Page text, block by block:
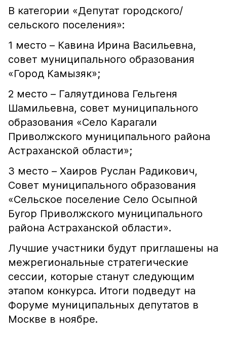
В категории «Депутат городского/
сельского поселения»:
1 место – Кавина Ирина Васильевна,
совет муниципального образования
«Город Камызяк»;
2 место – Галяутдинова Гельгеня
Шамильевна, совет муниципального
образования «Село Карагали
Приволжского муниципального района
Астраханской области»;
3 место – Хаиров Руслан Радикович,
Совет муниципального образования
«Сельское поселение Село Осыпной
Бугор Приволжского муниципального
района Астраханской области».
Лучшие участники будут приглашены на
межрегиональные стратегические
сессии, которые станут следующим
этапом конкурса. Итоги подведут на
Форуме муниципальных депутатов в
Москве в ноябре.